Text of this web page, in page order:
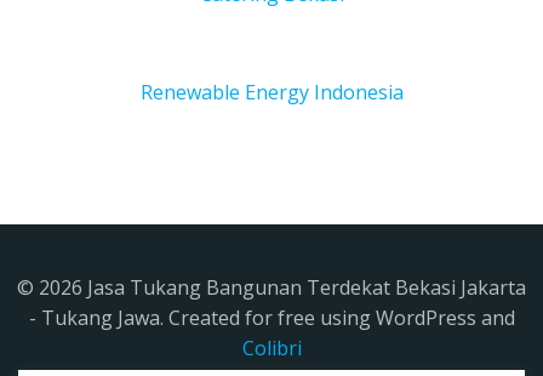
Renewable Energy Indonesia
© 2026 Jasa Tukang Bangunan Terdekat Bekasi Jakarta
- Tukang Jawa. Created for free using WordPress and
Colibri